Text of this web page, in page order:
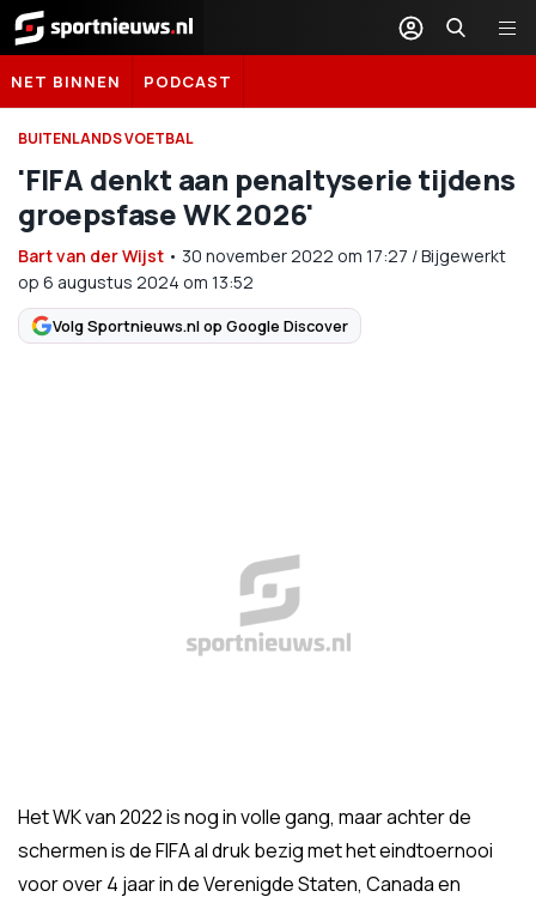
Sportnieuws.nl
NET BINNEN PODCAST
BUITENLANDS VOETBAL
'FIFA denkt aan penaltyserie tijdens
groepsfase WK 2026'
Bart van der Wijst • 30 november 2022 om 17:27 /Bijgewerkt
op 6 augustus 2024 om 13:52
Volg Sportnieuws.nl op Google Discover
Het WK van 2022 is nog in volle gang, maar achter de
schermen is de FIFA al druk bezig met het eindtoernooi
voor over 4 jaar in de Verenigde Staten, Canada en